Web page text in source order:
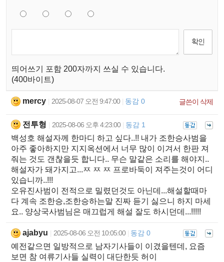
띄어쓰기 포함 200자까지 쓰실 수 있습니다.
(400바이트)
mercy 2025-08-07 오전 9:47:00 동감 0 글쓴이 삭제
전투형 2025-08-06 오후 4:23:00 동감 1
백성호 해설자께 한마디 하고 싶다..!! 내가 조한승사범을
아주 좋아하지만 지지옥션에서 너무 많이 이겨서 한판 져
줘는 것도 갠찮을듯 합니다.. 무슨 말같은 소리를 해야지..
해설자가 돼가지고...ㅉ ㅉ ㅉ 프로바둑이 져주는것이 어디
있습니까..!!!
오유진사범이 전적으로 밀렸던것도 아닌데...해설할때마
다 계속 조한승,조한승하는말 진짜 듣기 싫으니 하지 마세
요.. 양상국사범님은 매끄럽게 해설 잘도 하시던데...!!!!!
ajabyu 2025-08-06 오전 10:05:00 동감 0
예전같으면 일방적으로 남자기사들이 이겼을텐데, 요즘
보면 참 여류기사들 실력이 대단한듯 허이